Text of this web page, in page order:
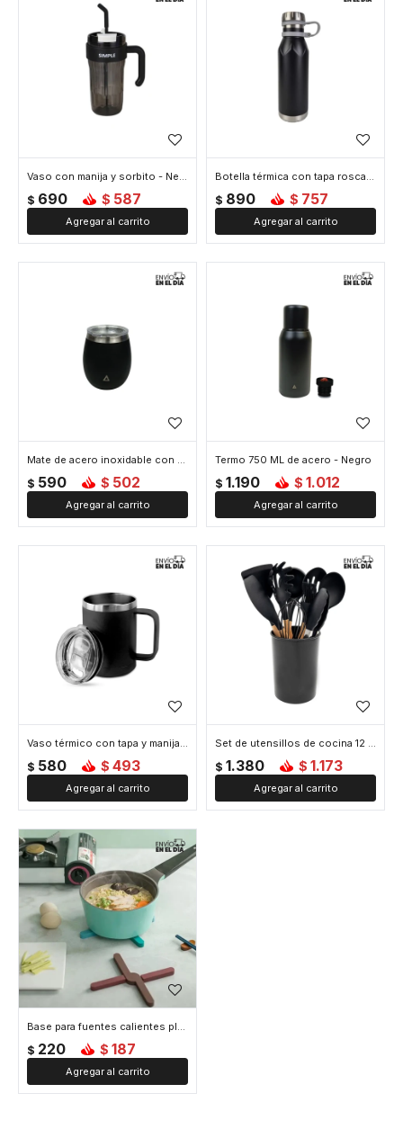
Vaso con manija y sorbito - Negro
$ 690 $ 587
Botella térmica con tapa rosca 600 ml - Negro
$ 890 $ 757
Mate de acero inoxidable con tapa - Negro
$ 590 $ 502
Termo 750 ML de acero - Negro
$ 1.190 $ 1.012
Vaso térmico con tapa y manija - Negro
$ 580 $ 493
Set de utensillos de cocina 12 accesorios - Negro
$ 1.380 $ 1.173
Base para fuentes calientes plegable - Negro
$ 220 $ 187